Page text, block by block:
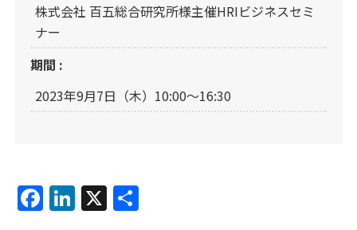
株式会社 百五総合研究所様主催HRIビジネスセミ
ナー
期間 :
2023年9月7日（木）10:00～16:30
F Li X 共